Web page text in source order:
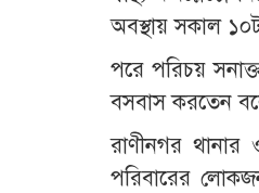
অবস্থায় সকাল
পরে পরিচয়
বসবাস করতেন
রাণীনগর
পরিবারের